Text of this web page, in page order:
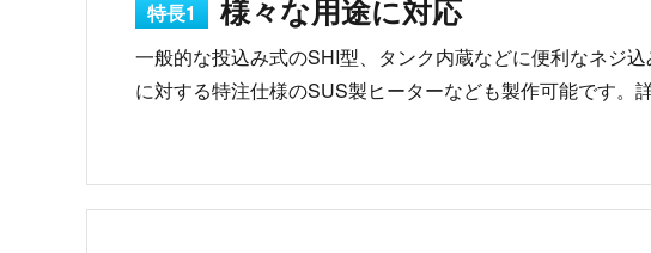
特長1 様々な用途に対応
一般的な投込み式のSHI型、タンク内蔵などに便利なネジ
に対する特注仕様のSUS製ヒーターなども製作可能です。